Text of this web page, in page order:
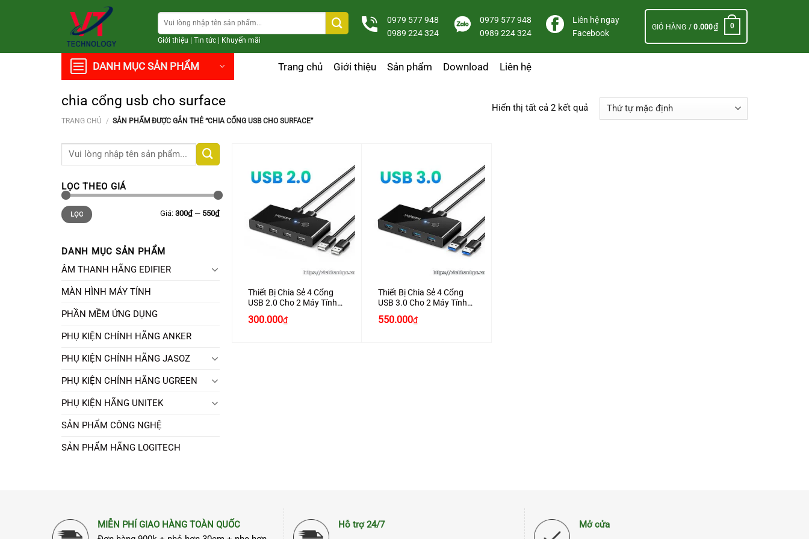
Tìm
kiếm:
Giới thiệu Tin tức| Khuyến mãi
0979 577 948
0989 224 324
0979 577 948
0989 224 324
Liên hệ ngay
Facebook
GIỎ HÀNG /0.000₫ 0
DANH MỤC SẢN PHẨM Trang chủ Giới thiệu Sản phẩm Download Liên hệ
chia cổng usb cho surface
TRANG CHỦ / SẢN PHẨM ĐƯỢC GẮN THẺ “CHIA CỔNG USB CHO SURFACE”
Hiển thị tất cả 2 kết quả
Tìm
LỌC THEO GIÁ
Giá
thấp
nhất
Giá
cao
nhất
LỌC Giá: 300₫— 550₫
DANH MỤC SẢN PHẨM
ÂM THANH HÃNG EDIFIER
MÀN HÌNH MÁY TÍNH
PHẦN MỀM ỨNG DỤNG
PHỤ KIỆN CHÍNH HÃNG ANKER
PHỤ KIỆN CHÍNH HÃNG JASOZ
PHỤ KIỆN CHÍNH HÃNG UGREEN
PHỤ KIỆN HÃNG UNITEK
SẢN PHẨM CÔNG NGHỆ
SẢN PHẨM HÃNG LOGITECH
Thiết Bị Chia Sẻ 4 Cổng
USB 2.0 Cho 2 Máy Tính
Ugreen 30767 Cao Cấp
300.000₫
Thiết Bị Chia Sẻ 4 Cổng
USB 3.0 Cho 2 Máy Tính
Ugreen 30768 Cao Cấp
550.000₫
MIỄN PHÍ GIAO HÀNG TOÀN QUỐC
Hỗ trợ 24/7 Mở cửa